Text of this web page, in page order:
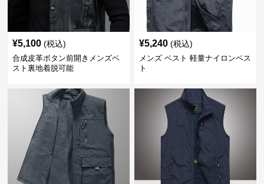
¥5,100 (税込)
合成皮革ボタン前開きメンズベ
スト裏地着脱可能
¥5,240 (税込)
メンズ ベスト 軽量ナイロンベス
ト